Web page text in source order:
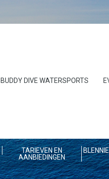
BUDDY DIVE WATERSPORTS
TARIEVEN EN
AANBIEDINGEN